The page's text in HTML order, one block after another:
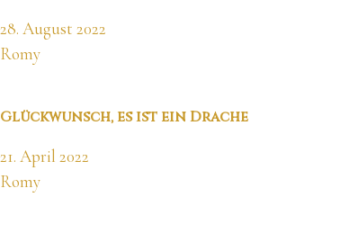
28. August 2022
Romy
Glückwunsch, es ist ein Drache
21. April 2022
Romy